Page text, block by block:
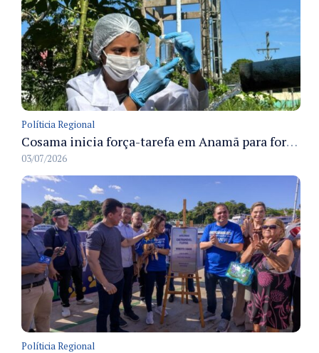
Políticia Regional
Cosama inicia força-tarefa em Anamã para fortalecer abastecimento de água e segurança hídrica da população
03/07/2026
Políticia Regional